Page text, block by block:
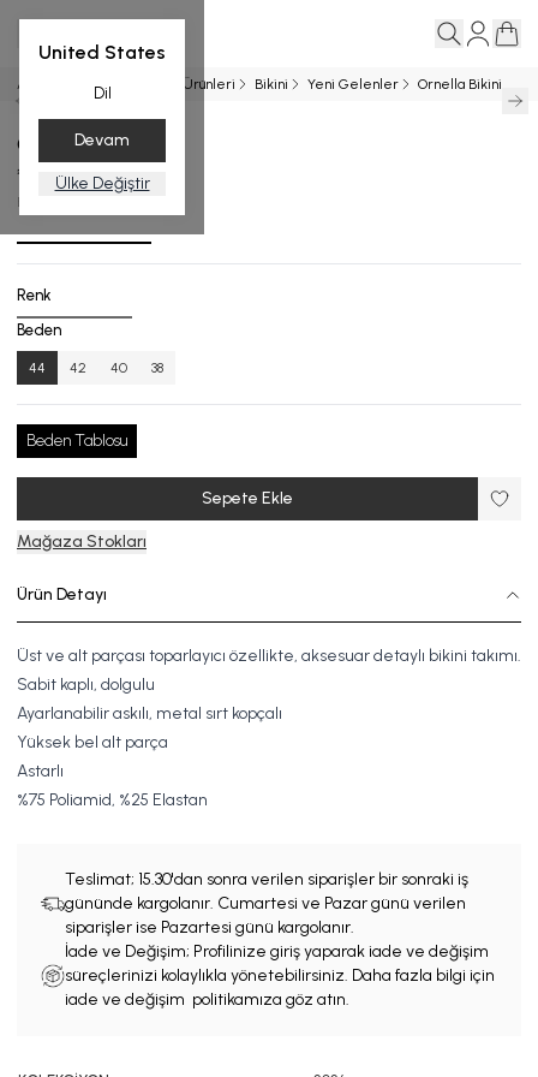
United States
Dil
Devam
Ülke Değiştir
Ana Sayfa Entegrasyon Ürünleri Bikini Yeni Gelenler Ornella Bikini
Ornella Bikini
₺ 13,999.00
B.1785-26_R140_44
Renk
Beden
44 42 40 38
Beden Tablosu
Sepete Ekle
Mağaza Stokları
Ürün Detayı
Üst ve alt parçası toparlayıcı özellikte, aksesuar detaylı bikini takımı.
Sabit kaplı, dolgulu
Ayarlanabilir askılı, metal sırt kopçalı
Yüksek bel alt parça
Astarlı
%75 Poliamid, %25 Elastan
Teslimat; 15.30'dan sonra verilen siparişler bir sonraki iş
gününde kargolanır. Cumartesi ve Pazar günü verilen
siparişler ise Pazartesi günü kargolanır.
İade ve Değişim; Profilinize giriş yaparak iade ve değişim
süreçlerinizi kolaylıkla yönetebilirsiniz. Daha fazla bilgi için
iade ve değişim politikamıza göz atın.